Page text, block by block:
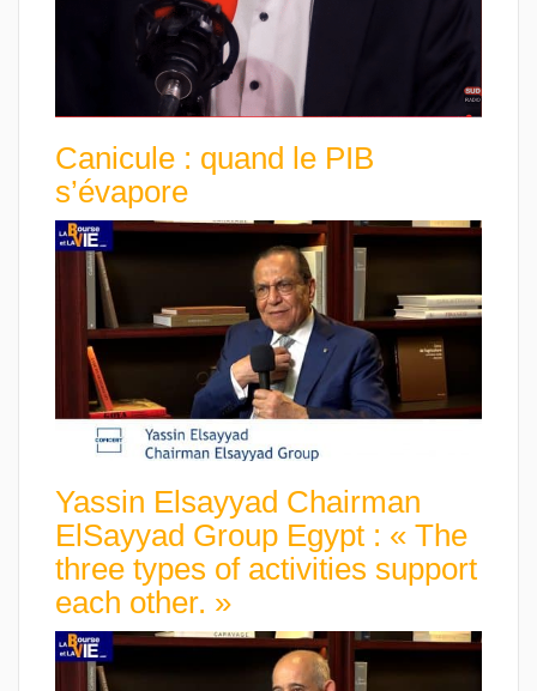
Canicule : quand le PIB
s’évapore
Yassin Elsayyad Chairman
ElSayyad Group Egypt : « The
three types of activities support
each other. »